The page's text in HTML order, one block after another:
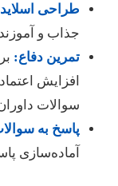
طراحی اسلایدها:
جذاب و آموزنده.
تمرین دفاع:
افزایش اعتماد
سوالات داوران.
پاسخ به سوالات
آماده‌سازی